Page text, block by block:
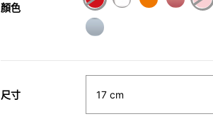
顏色
尺寸